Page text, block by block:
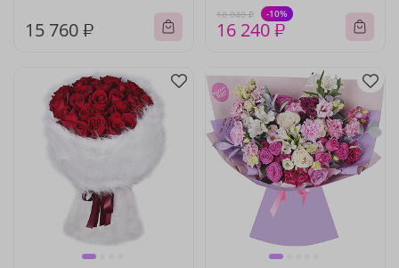
15 760 ₽
18 040 ₽ -10%
16 240 ₽